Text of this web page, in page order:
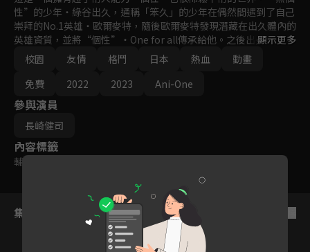
性”的少年‧綠谷出久，通稱「笨久」的少年在偶然間遇到了自己
崇拜的No.1英雄‧歐爾麥特，隨後歐爾麥特發現潛藏在出久體內的
英雄資質，並將“個性”‧One for all傳承給他。之後出久進入了
英雄輩出的名門高中‧雄英高中就讀，並以成為用“個性”維護社
會、拯救人們的英雄為目標，跟著英雄科1年A班的同學們一起慢
慢地成長。
顯示更多
校園
友情 格鬥 日本 熱血
動畫
免費
2022 2023 Ani-One
參與演員
長崎健司
內容標籤
輔導十二歲級
集數列表